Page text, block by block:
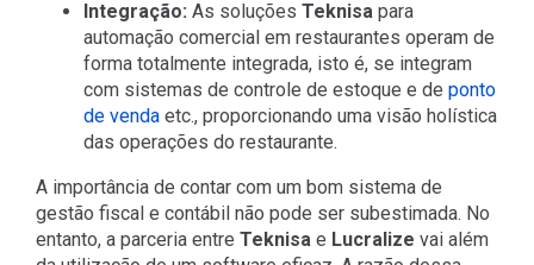
Integração: As soluções Teknisapara
automação comercial em restaurantes operam de
forma totalmente integrada, isto é, se integram
com sistemas de controle de estoque e de ponto
de vendaetc., proporcionando uma visão holística
das operações do restaurante.
A importância de contar com um bom sistema de
gestão fiscal e contábil não pode ser subestimada. No
entanto, a parceria entre Teknisae Lucralize vai além